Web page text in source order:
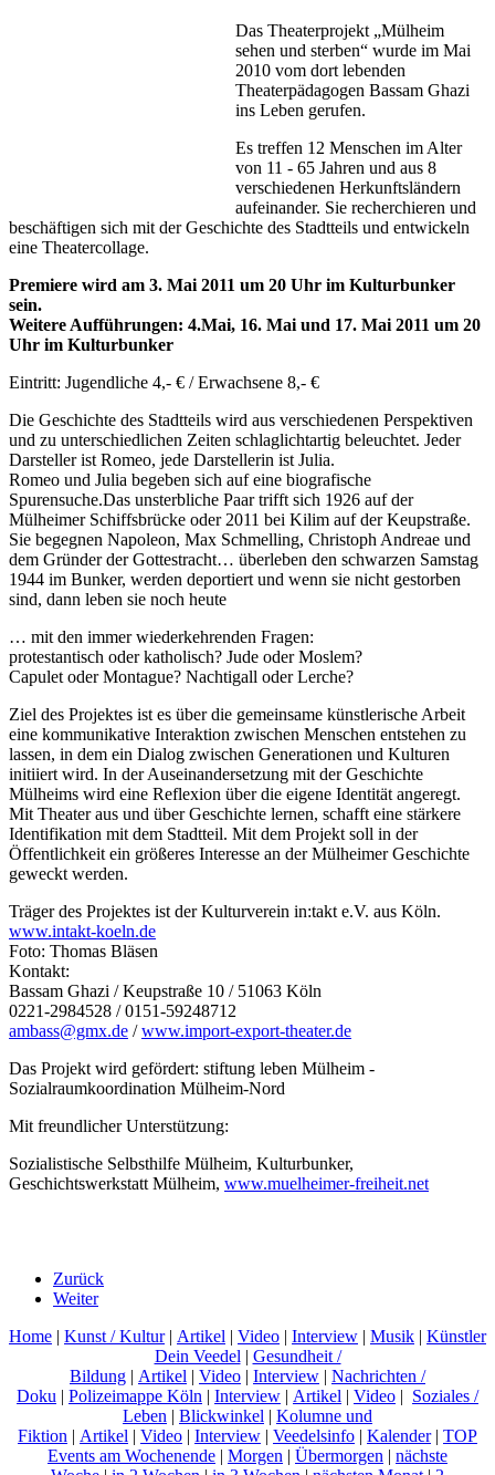
Das Theaterprojekt „Mülheim
sehen und sterben“ wurde im Mai
2010 vom dort lebenden
Theaterpädagogen Bassam Ghazi
ins Leben gerufen.
Es treffen 12 Menschen im Alter
von 11 - 65 Jahren und aus 8
verschiedenen Herkunftsländern
aufeinander. Sie recherchieren und
beschäftigen sich mit der Geschichte des Stadtteils und entwickeln
eine Theatercollage.
Premiere wird am 3. Mai 2011 um 20 Uhr im Kulturbunker
sein.
Weitere Aufführungen: 4.Mai, 16. Mai und 17. Mai 2011 um 20
Uhr im Kulturbunker
Eintritt: Jugendliche 4,- € / Erwachsene 8,- €
Die Geschichte des Stadtteils wird aus verschiedenen Perspektiven
und zu unterschiedlichen Zeiten schlaglichtartig beleuchtet. Jeder
Darsteller ist Romeo, jede Darstellerin ist Julia.
Romeo und Julia begeben sich auf eine biografische
Spurensuche.Das unsterbliche Paar trifft sich 1926 auf der
Mülheimer Schiffsbrücke oder 2011 bei Kilim auf der Keupstraße.
Sie begegnen Napoleon, Max Schmelling, Christoph Andreae und
dem Gründer der Gottestracht… überleben den schwarzen Samstag
1944 im Bunker, werden deportiert und wenn sie nicht gestorben
sind, dann leben sie noch heute
… mit den immer wiederkehrenden Fragen:
protestantisch oder katholisch? Jude oder Moslem?
Capulet oder Montague? Nachtigall oder Lerche?
Ziel des Projektes ist es über die gemeinsame künstlerische Arbeit
eine kommunikative Interaktion zwischen Menschen entstehen zu
lassen, in dem ein Dialog zwischen Generationen und Kulturen
initiiert wird. In der Auseinandersetzung mit der Geschichte
Mülheims wird eine Reflexion über die eigene Identität angeregt.
Mit Theater aus und über Geschichte lernen, schafft eine stärkere
Identifikation mit dem Stadtteil. Mit dem Projekt soll in der
Öffentlichkeit ein größeres Interesse an der Mülheimer Geschichte
geweckt werden.
Träger des Projektes ist der Kulturverein in:takt e.V. aus Köln.
www.intakt-koeln.de
Foto: Thomas Bläsen
Kontakt:
Bassam Ghazi / Keupstraße 10 / 51063 Köln
0221-2984528 / 0151-59248712
ambass@gmx.de /www.import-export-theater.de
Das Projekt wird gefördert: stiftung leben Mülheim -
Sozialraumkoordination Mülheim-Nord
Mit freundlicher Unterstützung:
Sozialistische Selbsthilfe Mülheim, Kulturbunker,
Geschichtswerkstatt Mülheim, www.muelheimer-freiheit.net
Zurück
Weiter
Home | Kunst / Kultur| Artikel | Video | Interview | Musik | Künstler
Dein Veedel | Gesundheit /
Bildung | Artikel | Video | Interview | Nachrichten /
Doku | Polizeimappe Köln | Interview | Artikel | Video | Soziales /
Leben | Blickwinkel | Kolumne und
Fiktion | Artikel | Video | Interview | Veedelsinfo | Kalender| TOP
Events am Wochenende | Morgen | Übermorgen | nächste